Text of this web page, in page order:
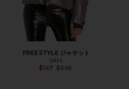
FREESTYLE ジャケット
SAM.
$147 Previous price:
$395